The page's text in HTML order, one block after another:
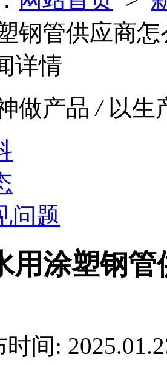
钢管供应商
详情
做产品/以生
问题
用涂塑钢
时间: